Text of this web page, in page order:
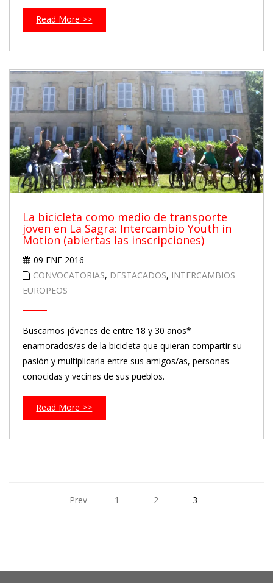
Read More >>
La bicicleta como medio de transporte
joven en La Sagra: Intercambio Youth in
Motion (abiertas las inscripciones)
09 ENE 2016
CONVOCATORIAS, DESTACADOS, INTERCAMBIOS
EUROPEOS
Buscamos jóvenes de entre 18 y 30 años*
enamorados/as de la bicicleta que quieran compartir su
pasión y multiplicarla entre sus amigos/as, personas
conocidas y vecinas de sus pueblos.
Read More >>
Prev 1 2 3